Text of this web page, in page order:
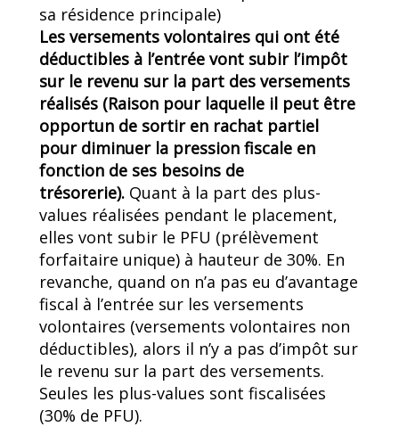
sa résidence principale)
Les versements volontaires qui ont été
déductibles à l’entrée vont subir l’impôt
sur le revenu sur la part des versements
réalisés (Raison pour laquelle il peut être
opportun de sortir en rachat partiel
pour diminuer la pression fiscale en
fonction de ses besoins de
trésorerie). Quant à la part des plus-
values réalisées pendant le placement,
elles vont subir le PFU (prélèvement
forfaitaire unique) à hauteur de 30%. En
revanche, quand on n’a pas eu d’avantage
fiscal à l’entrée sur les versements
volontaires (versements volontaires non
déductibles), alors il n’y a pas d’impôt sur
le revenu sur la part des versements.
Seules les plus-values sont fiscalisées
(30% de PFU).